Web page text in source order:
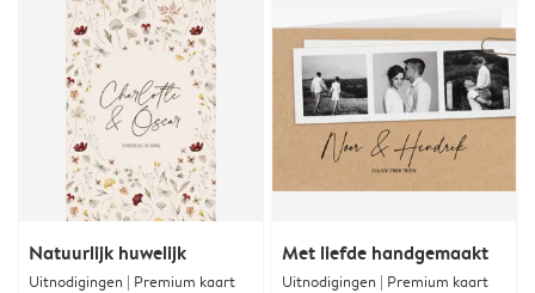
Natuurlijk huwelijk
Uitnodigingen | Premium kaart
Met liefde handgemaakt
Uitnodigingen | Premium kaart